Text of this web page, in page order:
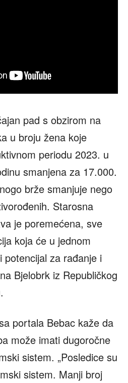
pad s obzirom na
u broju žena koje
periodu 2023. u
smanjena za 17.000.
brže smanjuje nego
Starosna
je poremećena, sve
koja će u jednom
potencijal za rađanje i
Bjelobrk iz Republičkog
portala Bebac kaže da
može imati dugoročne
sistem. „Posledice su
sistem. Manji broj